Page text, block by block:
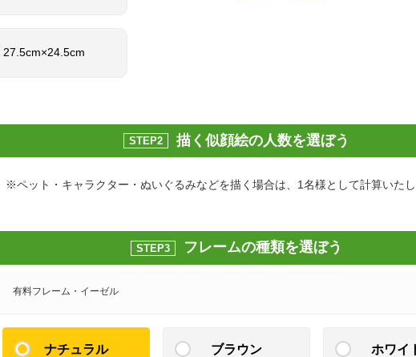
27.5cm×24.5cm
STEP2 描く似顔絵の人数を選ぼう
※ペット・キャラクター・ぬいぐるみなどを描く場合は、1名様として計算いた
STEP3 フレームの種類を選ぼう
有料フレーム・イーゼル
ナチュラル ブラウン ホワイ